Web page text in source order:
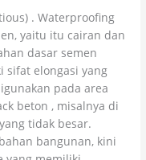
. Waterproofing
yaitu itu cairan dan
dasar semen
sifat elongasi yang
pada area
beton , misalnya di
tidak besar.
bangunan, kini